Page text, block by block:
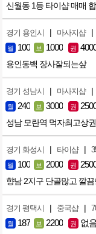
신월동 1등 타이샵 매매
경기 용인시 | 마사지샵 |
월 100 보 1000 권
용인동백 장사잘되는샆
경기 성남시 | 마사지샵 |
월 240 보 3000 권
성남 모란역 먹자최고상
경기 화성시 | 타이샵 |
월 100 보 2000 권
향남 2지구 단골많고 깔
경기 평택시 | 중국샵 |
월 187 보 2200 권 없